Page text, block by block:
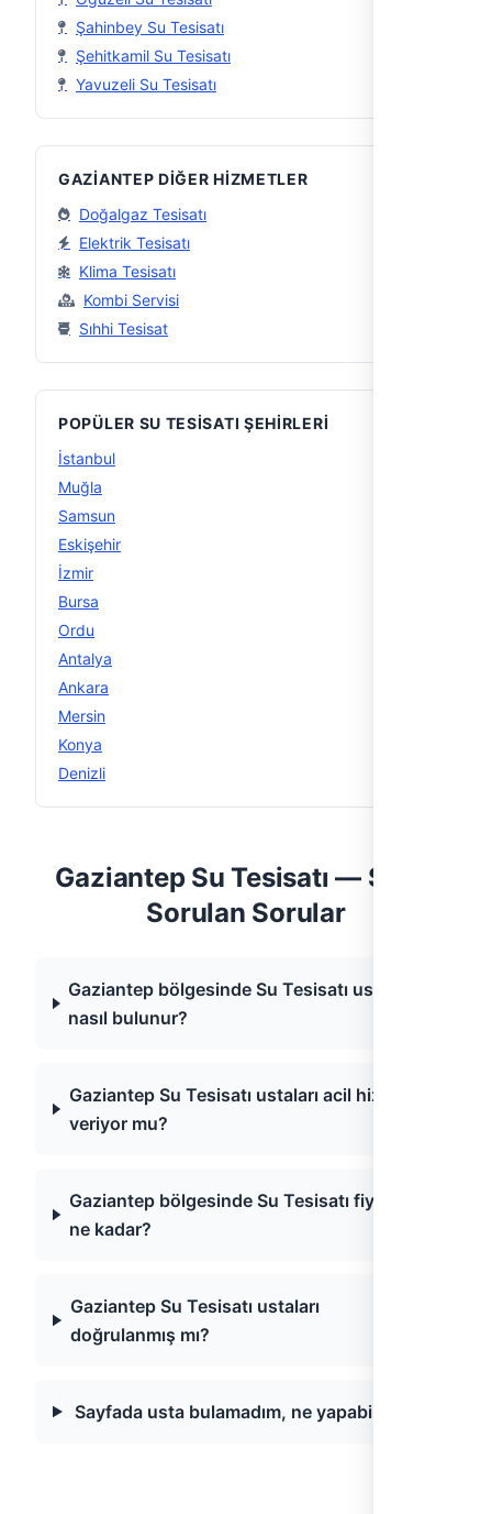
Şahinbey Su Tesisatı
Şehitkamil Su Tesisatı
Yavuzeli Su Tesisatı
GAZIANTEP DIĞER HIZMETLER
Doğalgaz Tesisatı
Elektrik Tesisatı
Klima Tesisatı
Kombi Servisi
Sıhhi Tesisat
POPÜLER SU TESISATI ŞEHIRLERI
İstanbul
Muğla
Samsun
Eskişehir
İzmir
Bursa
Ordu
Antalya
Ankara
Mersin
Konya
Denizli
Gaziantep Su Tesisatı — Sıkça
Sorulan Sorular
Gaziantep bölgesinde Su Tesisatı ustası
nasıl bulunur?
Gaziantep Su Tesisatı ustaları acil hizmet
veriyor mu?
Gaziantep bölgesinde Su Tesisatı fiyatları
ne kadar?
Gaziantep Su Tesisatı ustaları
doğrulanmış mı?
Sayfada usta bulamadım, ne yapabilirim?